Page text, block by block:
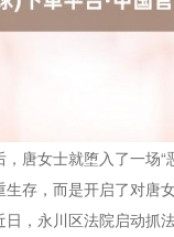
唐女士就堕入了一场“
存，而是开启了对唐
，永川区法院启动抓